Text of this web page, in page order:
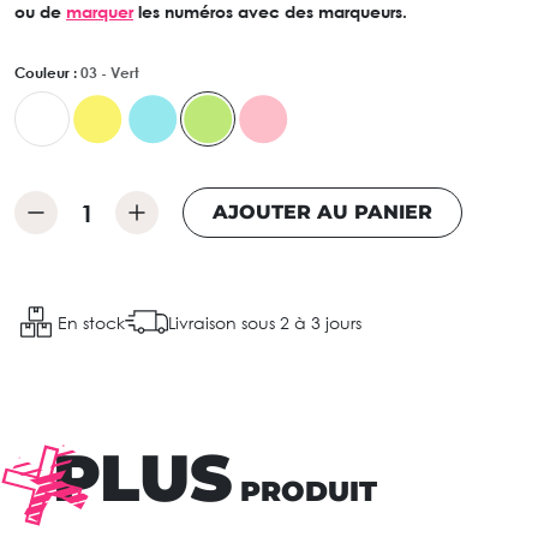
ou de marquerles numéros avec des marqueurs.
Couleur : 03 - Vert
AJOUTER AU PANIER
En stock Livraison sous 2 à 3 jours
PLUS PRODUIT